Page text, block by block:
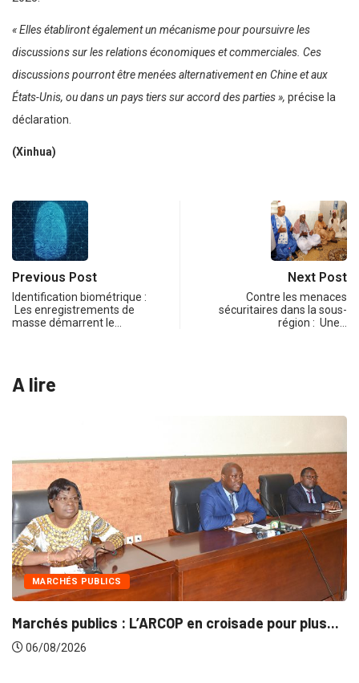
« Elles établiront également un mécanisme pour poursuivre les
discussions sur les relations économiques et commerciales. Ces
discussions pourront être menées alternativement en Chine et aux
États-Unis, ou dans un pays tiers sur accord des parties », précise la
déclaration.
(Xinhua)
Previous Post
Identification biométrique :
Les enregistrements de
masse démarrent le…
Next Post
Contre les menaces
sécuritaires dans la sous-
région : Une…
A lire
en croisade pour plus...
INTÉGRATION
Gestion